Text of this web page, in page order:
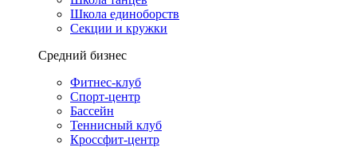
Школа единоборств
Секции и кружки
Средний бизнес
Фитнес-клуб
Спорт-центр
Бассейн
Теннисный клуб
Кроссфит-центр